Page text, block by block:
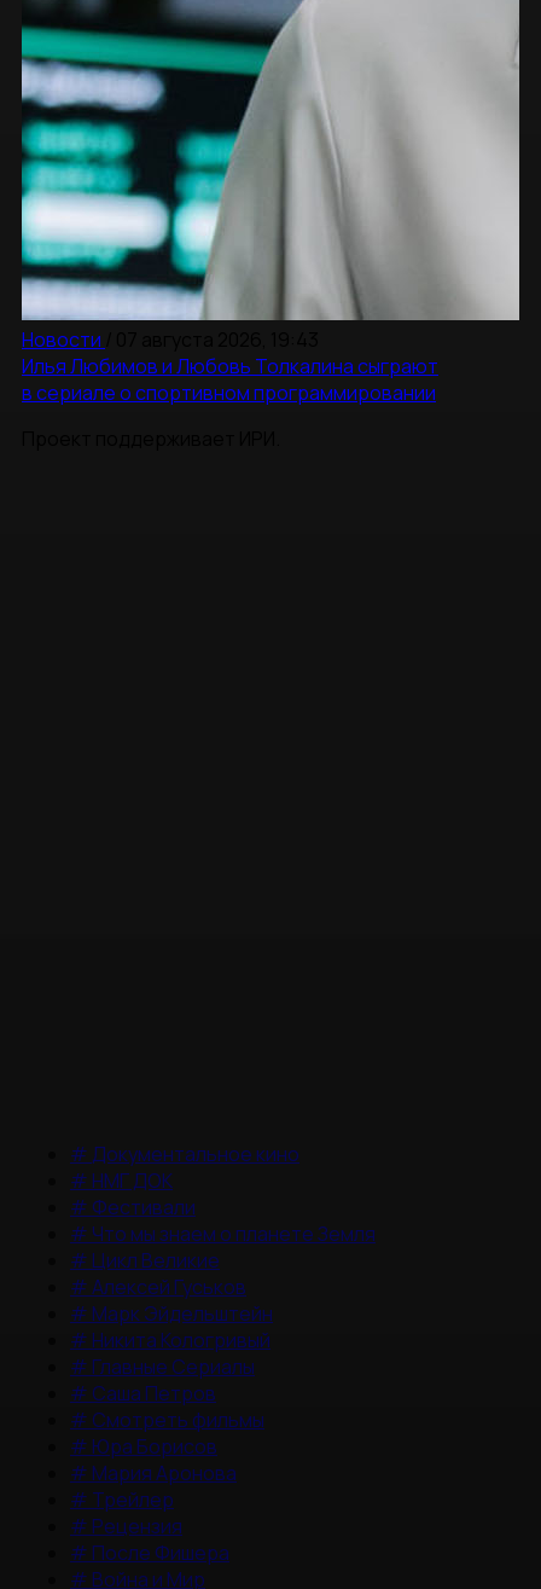
Новости
Илья Любимов и Любовь Толкалина сыграют
в сериале о спортивном программировании
# Документальное кино
# НМГ ДОК
# Фестивали
# Что мы знаем о планете Земля
# Цикл Великие
#Алексей Гуськов
# Марк Эйдельштейн
# Никита Кологривый
# Главные Сериалы
# Саша Петров
# Смотреть фильмы
# Юра Борисов
# Мария Аронова
# Трейлер
# Рецензия
# После Фишера
# Война и Мир